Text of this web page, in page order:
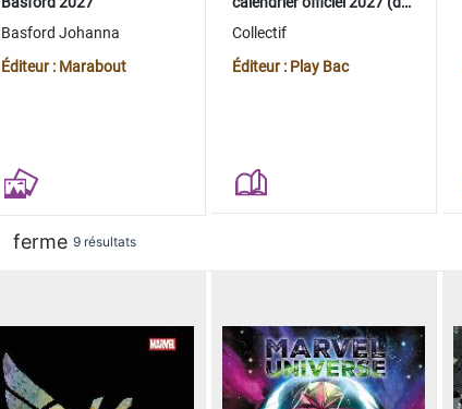
Basford Johanna
Éditeur : Marabout
Collectif
Éditeur : Play Bac
ferme 9 résultats